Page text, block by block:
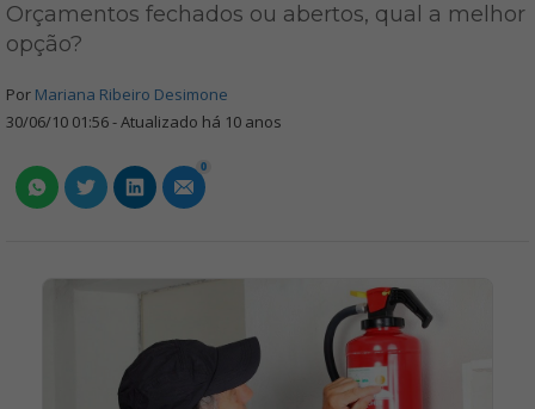
Orçamentos fechados ou abertos, qual a melhor
opção?
Por Mariana Ribeiro Desimone
30/06/10 01:56 - Atualizado há 10 anos
0